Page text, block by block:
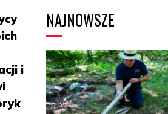
i
NAJNOWSZE